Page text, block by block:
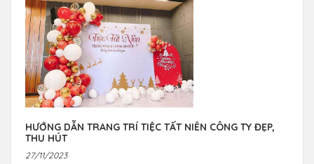
HƯỚNG DẪN TRANG TRÍ TIỆC TẤT NIÊN CÔNG TY ĐẸP,
THU HÚT
27/11/2023